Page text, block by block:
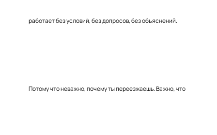
работает без условий, без допросов, без объяснений.
Потому что неважно, почему ты переезжаешь. Важно, что